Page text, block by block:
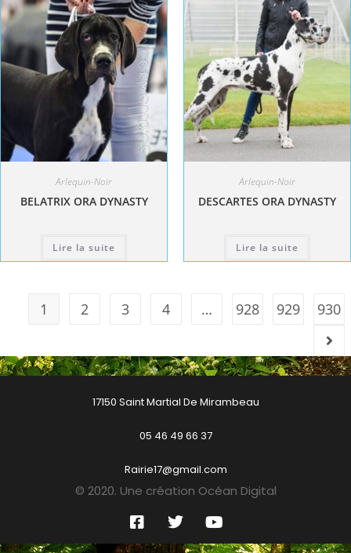
Arlequin-Noir
BELATRIX ORA DYNASTY
Lire la suite
Arlequin-Noir
DESCARTES ORA DYNASTY
Lire la suite
1 2 3 4 … 928 929 930
17150 Saint Martial De Mirambeau
05 46 49 66 37
Rairie17@gmail.com
© 2020. Une création Océan Digital